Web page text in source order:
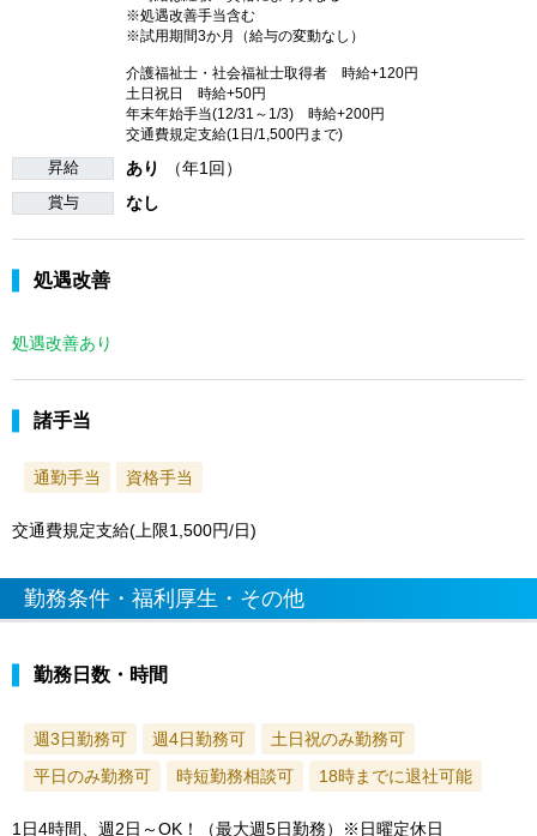
※処遇改善手当含む
※試用期間3か月（給与の変動なし）
介護福祉士・社会福祉士取得者 時給+120円
土日祝日 時給+50円
年末年始手当(12/31～1/3) 時給+200円
交通費規定支給(1日/1,500円まで)
昇給 あり （年1回）
賞与 なし
処遇改善
処遇改善あり
諸手当
通勤手当 資格手当
交通費規定支給(上限1,500円/日)
勤務条件・福利厚生・その他
勤務日数・時間
週3日勤務可 週4日勤務可
土日祝のみ勤務可
平日のみ勤務可
時短勤務相談可 18時までに退社可能
1日4時間、週2日～OK！（最大週5日勤務）※日曜定休日